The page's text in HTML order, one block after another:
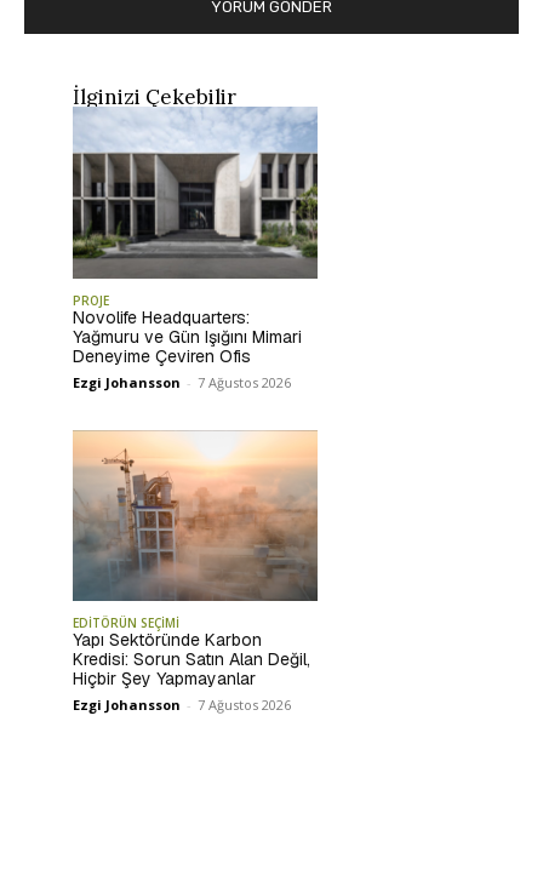
İlginizi Çekebilir
PROJE
Novolife Headquarters:
Yağmuru ve Gün Işığını Mimari
Deneyime Çeviren Ofis
Ezgi Johansson - 7 Ağustos 2026
EDİTÖRÜN SEÇİMİ
Yapı Sektöründe Karbon
Kredisi: Sorun Satın Alan Değil,
Hiçbir Şey Yapmayanlar
Ezgi Johansson - 7 Ağustos 2026